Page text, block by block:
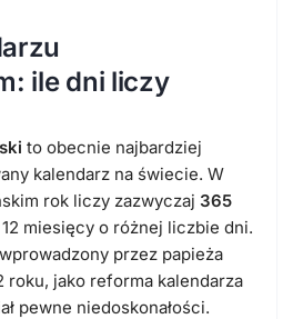
ile dni liczy
to obecnie najbardziej
kalendarz na świecie. W
rok liczy zazwyczaj 365
miesięcy o różnej liczbie dni.
przez papieża
roku, jako reforma kalendarza
pewne niedoskonałości.